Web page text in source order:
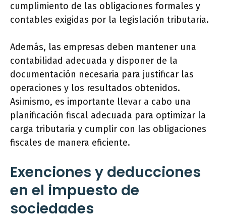
cumplimiento de las obligaciones formales y
contables exigidas por la legislación tributaria.
Además, las empresas deben mantener una
contabilidad adecuada y disponer de la
documentación necesaria para justificar las
operaciones y los resultados obtenidos.
Asimismo, es importante llevar a cabo una
planificación fiscal adecuada para optimizar la
carga tributaria y cumplir con las obligaciones
fiscales de manera eficiente.
Exenciones y deducciones
en el impuesto de
sociedades